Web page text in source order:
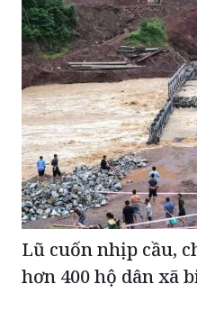
Lũ cuốn nhịp cầu,
hơn 400 hộ dân xã